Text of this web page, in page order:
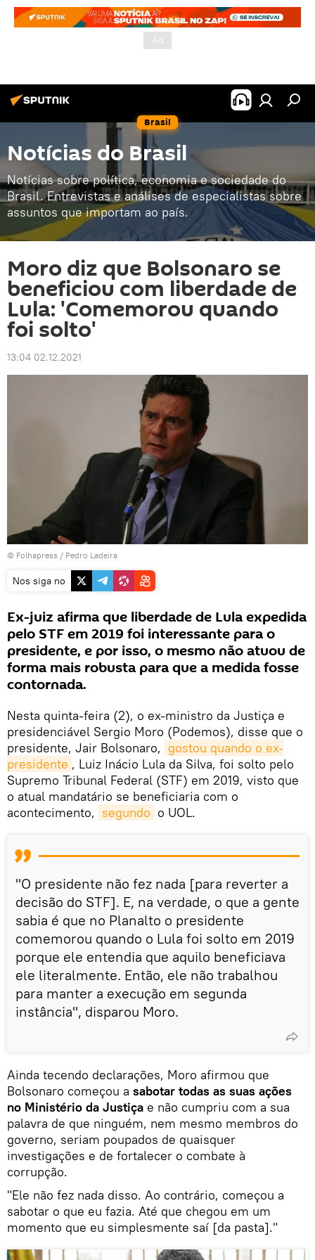
Brasil
Notícias do Brasil
Notícias sobre política, economia e sociedade do
Brasil. Entrevistas e análises de especialistas sobre
assuntos que importam ao país.
Moro diz que Bolsonaro se
beneficiou com liberdade de
Lula: 'Comemorou quando
foi solto'
13:04 02.12.2021
© Folhapress / Pedro Ladeira
Nos siga no
Ex-juiz afirma que liberdade de Lula expedida
pelo STF em 2019 foi interessante para o
presidente, e por isso, o mesmo não atuou de
forma mais robusta para que a medida fosse
contornada.
Nesta quinta-feira (2), o ex-ministro da Justiça e
presidenciável Sergio Moro (Podemos), disse que o
presidente, Jair Bolsonaro, gostou quando o ex-
presidente , Luiz Inácio Lula da Silva, foi solto pelo
Supremo Tribunal Federal (STF) em 2019, visto que
o atual mandatário se beneficiaria com o
acontecimento, segundo o UOL.
"O presidente não fez nada [para reverter a
decisão do STF]. E, na verdade, o que a gente
sabia é que no Planalto o presidente
comemorou quando o Lula foi solto em 2019
porque ele entendia que aquilo beneficiava
ele literalmente. Então, ele não trabalhou
para manter a execução em segunda
instância", disparou Moro.
Ainda tecendo declarações, Moro afirmou que
Bolsonaro começou a sabotar todas as suas ações
no Ministério da Justiça e não cumpriu com a sua
palavra de que ninguém, nem mesmo membros do
governo, seriam poupados de quaisquer
investigações e de fortalecer o combate à
corrupção.
"Ele não fez nada disso. Ao contrário, começou a
sabotar o que eu fazia. Até que chegou em um
momento que eu simplesmente saí [da pasta]."